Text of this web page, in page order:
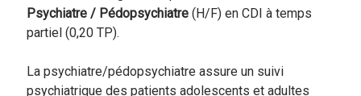
Psychiatre / Pédopsychiatre (H/F) en CDI à temps
partiel (0,20 TP).
La psychiatre/pédopsychiatre assure un suivi
psychiatrique des patients adolescents et adultes